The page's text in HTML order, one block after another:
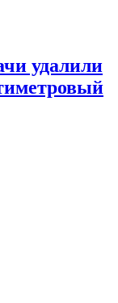
удалили